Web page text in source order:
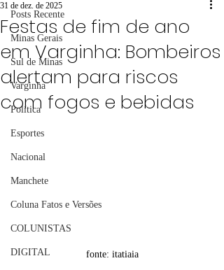
Posts Recente
Minas Gerais
Sul de Minas
Varginha
Política
Esportes
Nacional
Manchete
Coluna Fatos e Versões
COLUNISTAS
DIGITAL
Festas de fim de ano
em Varginha: Bombeiros
alertam para riscos
com fogos e bebidas
31 de dez. de 2025
fonte: itatiaia